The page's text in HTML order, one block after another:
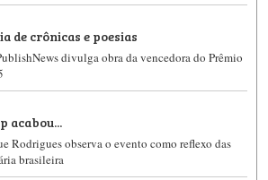
de crônicas e poesias
divulga obra da vencedora do Prêmio
acabou...
Rodrigues observa o evento como reflexo das
brasileira